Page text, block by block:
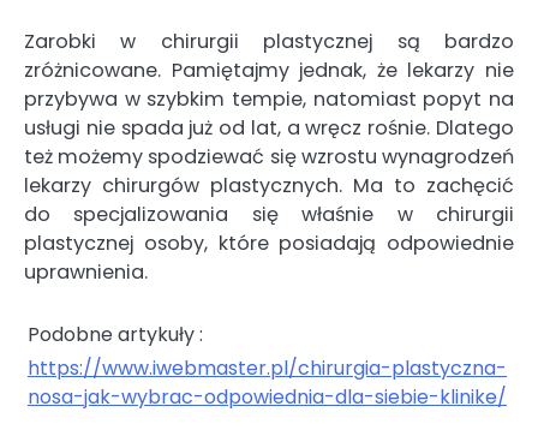
Zarobki w chirurgii plastycznej są bardzo
zróżnicowane. Pamiętajmy jednak, że lekarzy nie
przybywa w szybkim tempie, natomiast popyt na
usługi nie spada już od lat, a wręcz rośnie. Dlatego
też możemy spodziewać się wzrostu wynagrodzeń
lekarzy chirurgów plastycznych. Ma to zachęcić
do specjalizowania się właśnie w chirurgii
plastycznej osoby, które posiadają odpowiednie
uprawnienia.
Podobne artykuły :
https://www.iwebmaster.pl/chirurgia-plastyczna-
nosa-jak-wybrac-odpowiednia-dla-siebie-klinike/